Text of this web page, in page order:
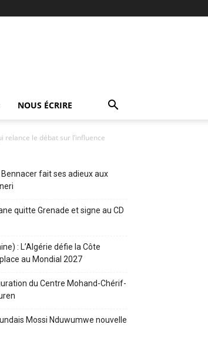
NOUS ÉCRIRE
relance le débat sur l’influence
Bennacer fait ses adieux aux
quitte Grenade et signe au CD
: L’Algérie défie la Côte
au Mondial 2027
du Centre Mohand-Chérif-
Mossi Nduwumwe nouvelle